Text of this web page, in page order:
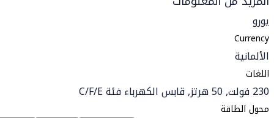
يورو
Currency
الألمانية
اللغات
230 فولت, 50 هرتز, قابس الكهرباء فئة C/F/E
محول الطاقة